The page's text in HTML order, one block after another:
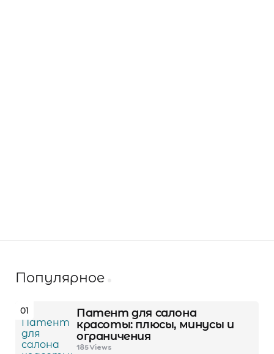
Популярное
01
Патент для салона
красоты: плюсы, минусы и
ограничения
185Views